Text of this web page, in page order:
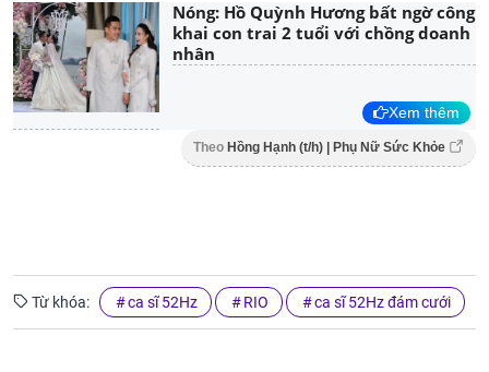
Nóng: Hồ Quỳnh Hương bất ngờ công
khai con trai 2 tuổi với chồng doanh
nhân
Xem thêm
Theo Hồng Hạnh (t/h) | Phụ Nữ Sức Khỏe
Từ khóa: ca sĩ 52Hz RIO ca sĩ 52Hz đám cưới